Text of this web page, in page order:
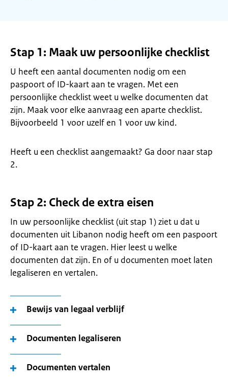
Stap 1: Maak uw persoonlijke checklist
U heeft een aantal documenten nodig om een
paspoort of ID-kaart aan te vragen. Met een
persoonlijke checklist weet u welke documenten dat
zijn. Maak voor elke aanvraag een aparte checklist.
Bijvoorbeeld 1 voor uzelf en 1 voor uw kind.
Heeft u een checklist aangemaakt? Ga door naar stap
2.
Stap 2: Check de extra eisen
In uw persoonlijke checklist (uit stap 1) ziet u dat u
documenten uit Libanon nodig heeft om een paspoort
of ID-kaart aan te vragen. Hier leest u welke
documenten dat zijn. En of u documenten moet laten
legaliseren en vertalen.
Bewijs van legaal verblijf
Documenten legaliseren
Documenten vertalen